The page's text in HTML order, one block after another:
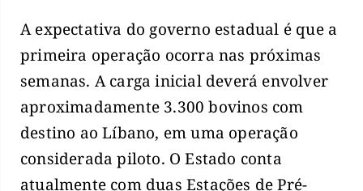
A expectativa do governo estadual é que a
primeira operação ocorra nas próximas
semanas. A carga inicial deverá envolver
aproximadamente 3.300 bovinos com
destino ao Líbano, em uma operação
considerada piloto. O Estado conta
atualmente com duas Estações de Pré-